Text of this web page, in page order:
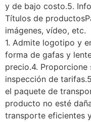
y de bajo costo.5.
Títulos de
imágenes, vídeo, etc.
1. Admite logotipo y
forma de gafas y
precio.4.
inspección de
el paquete de
producto no esté
transporte eficientes